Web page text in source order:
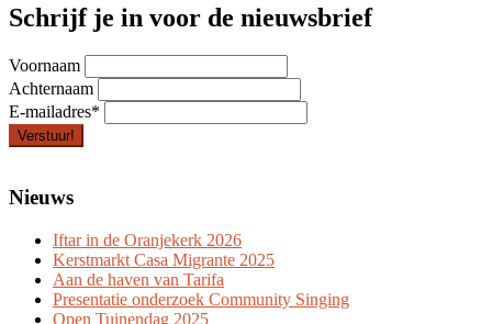
Schrijf je in voor de nieuwsbrief
Voornaam
Achternaam
E-mailadres*
Verstuur!
Nieuws
Iftar in de Oranjekerk 2026
Kerstmarkt Casa Migrante 2025
Aan de haven van Tarifa
Presentatie onderzoek Community Singing
Open Tuinendag 2025